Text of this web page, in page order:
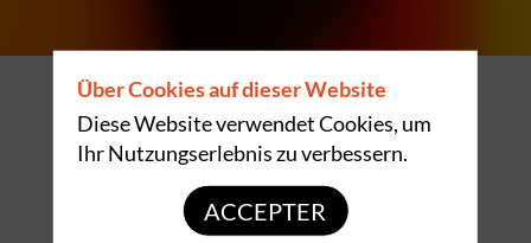
Fünf Tage lang können Sie auf der
Fachmesse Expogast die Trends, das
Know-how und die Innovationen
entdecken, die die Branchen Gastronomie,
Hotellerie und Lebensmittelhandwerk
Über Cookies auf dieser Website
Diese Website verwendet Cookies, um
Ihr Nutzungserlebnis zu verbessern.
ACCEPTER